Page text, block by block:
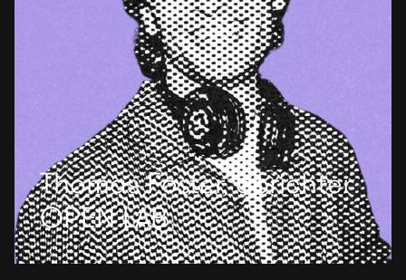
Thomas Foster, oprichter
OPEN LAB